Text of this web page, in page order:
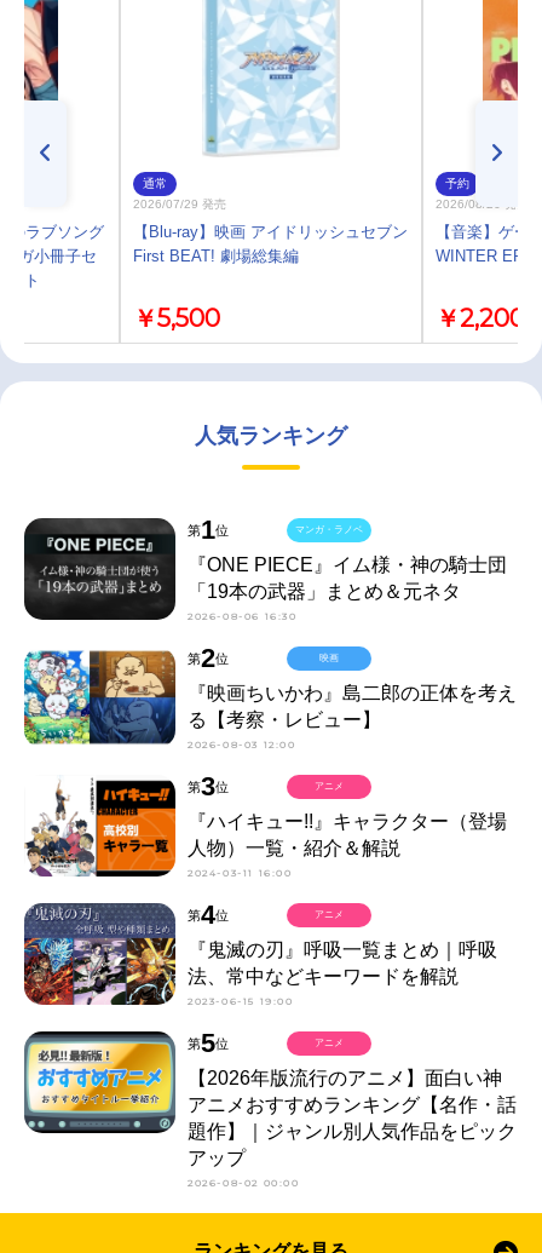
のラブソング
ガ小冊子セ
ット
通常
2026/07/29 発売
【Blu-ray】映画 アイドリッシュセブン
First BEAT! 劇場総集編
￥5,500
予約
2026/08/26 発売
【音楽】ゲー
WINTER EP
￥2,200
人気ランキング
第1位
『ONE PIECE』イム様・神の騎士団
「19本の武器」まとめ＆元ネタ
2026-08-06 16:30
マンガ・ラノベ
第2位
『映画ちいかわ』島二郎の正体を考え
る【考察・レビュー】
2026-08-03 12:00
映画
第3位
『ハイキュー!!』キャラクター（登場
人物）一覧・紹介＆解説
2024-03-11 16:00
アニメ
第4位
『鬼滅の刃』呼吸一覧まとめ｜呼吸
法、常中などキーワードを解説
2023-06-15 19:00
アニメ
第5位
【2026年版流行のアニメ】面白い神
アニメおすすめランキング【名作・話
題作】｜ジャンル別人気作品をピック
アップ
2026-08-02 00:00
アニメ